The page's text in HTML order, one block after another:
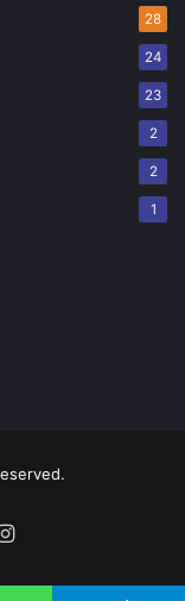
28
24
23
2
2
1
Instagram